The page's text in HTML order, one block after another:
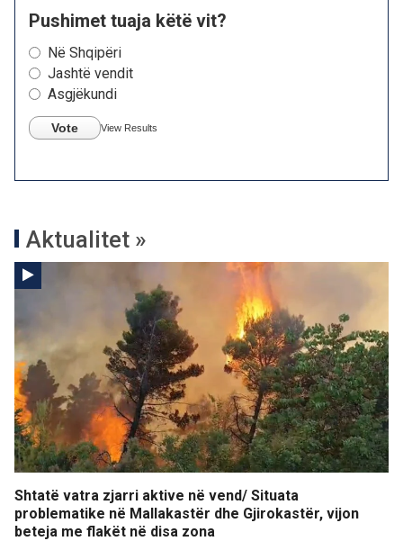
Pushimet tuaja këtë vit?
Në Shqipëri
Jashtë vendit
Asgjëkundi
Vote View Results
Aktualitet »
Shtatë vatra zjarri aktive në vend/ Situata
problematike në Mallakastër dhe Gjirokastër, vijon
beteja me flakët në disa zona